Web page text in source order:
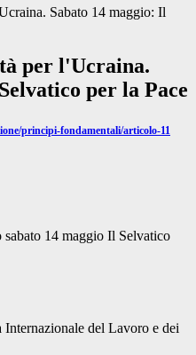
Sabato 14 maggio: Il
per l'Ucraina.
per la Pace
principi-fondamentali/articolo-11
14 maggio Il Selvatico
del Lavoro e dei